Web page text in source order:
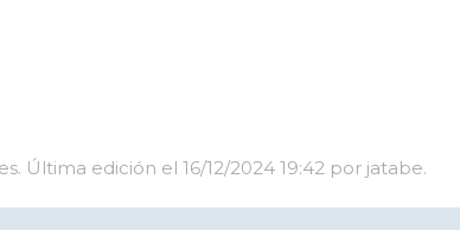
Última edición el 16/12/2024 19:42 por jatabe.